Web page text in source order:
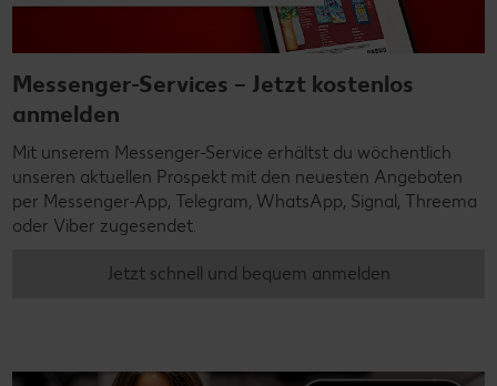
Messenger-Services – Jetzt kostenlos
anmelden
Mit unserem Messenger-Service erhältst du wöchentlich
unseren aktuellen Prospekt mit den neuesten Angeboten
per Messenger-App, Telegram, WhatsApp, Signal, Threema
oder Viber zugesendet.
Jetzt schnell und bequem anmelden